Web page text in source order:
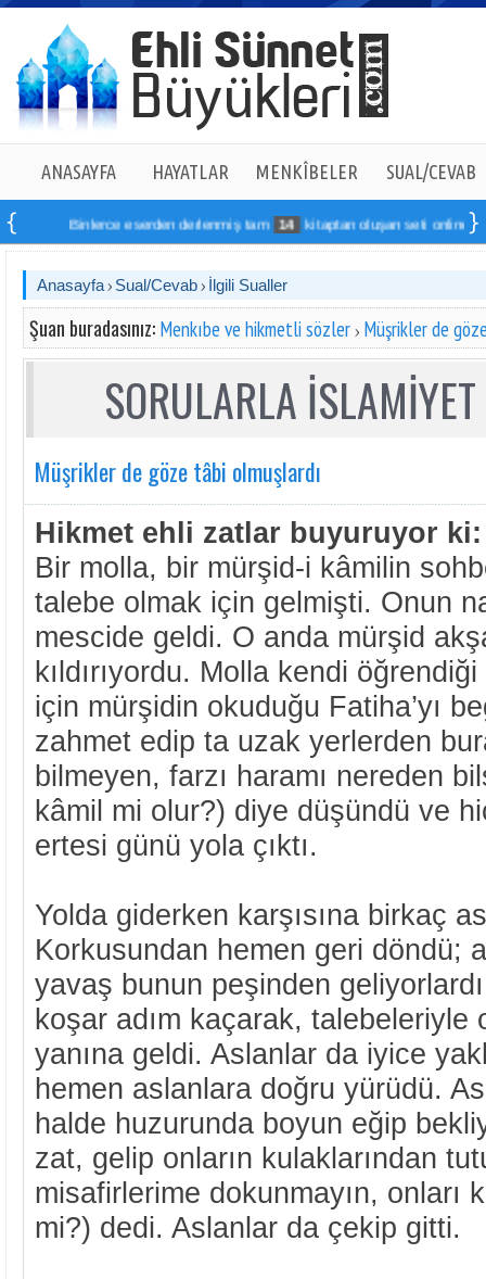
ANASAYFA HAYATLAR MENKÎBELER SUAL/CEVAB
Binlerce eserden derlenmiş tam 14 kitaptan oluşan seti online sipariş
Anasayfa Sual/Cevab İlgili Sualler
Şuan buradasınız: Menkıbe ve hikmetli sözler Müşrikler de
SORULARLA
Müşrikler de göze tâbi olmuşlardı
Hikmet ehli zatlar buyuruyor ki:
Bir molla, bir mürşid-i kâmilin
talebe olmak için gelmişti. Onun
mescide geldi. O anda mürşid
kıldırıyordu. Molla kendi
için mürşidin okuduğu Fatiha’yı
zahmet edip ta uzak yerlerden
bilmeyen, farzı haramı nereden
kâmil mi olur?) diye düşündü ve
ertesi günü yola çıktı.
Yolda giderken karşısına birkaç
Korkusundan hemen geri döndü;
yavaş bunun peşinden
koşar adım kaçarak, talebeleriyle
yanına geldi. Aslanlar da iyice
hemen aslanlara doğru yürüdü.
halde huzurunda boyun eğip
zat, gelip onların kulaklarından
misafirlerime dokunmayın, onları
mi?) dedi. Aslanlar da çekip gitti.